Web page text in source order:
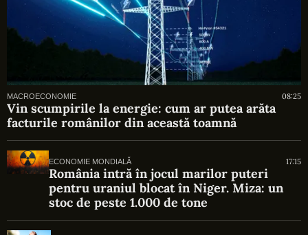
MACROECONOMIE 08:25
Vin scumpirile la energie: cum ar putea arăta
facturile românilor din această toamnă
ECONOMIE MONDIALĂ 17:15
România intră în jocul marilor puteri
pentru uraniul blocat în Niger. Miza: un
stoc de peste 1.000 de tone